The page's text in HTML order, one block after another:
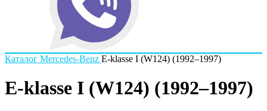
Каталог Mercedes-Benz E-klasse I (W124) (1992–1997)
E-klasse I (W124) (1992–1997)